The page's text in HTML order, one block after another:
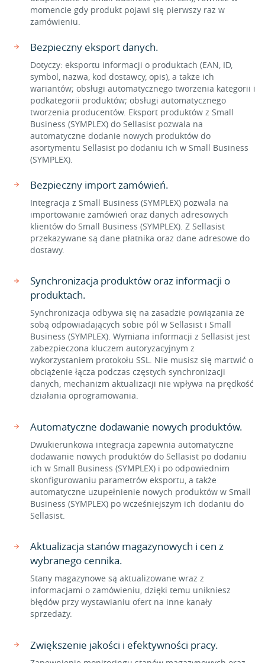
momencie gdy produkt pojawi się pierwszy raz w
zamówieniu.
Bezpieczny eksport danych.
Dotyczy: eksportu informacji o produktach (EAN, ID,
symbol, nazwa, kod dostawcy, opis), a także ich
wariantów; obsługi automatycznego tworzenia kategorii i
podkategorii produktów; obsługi automatycznego
tworzenia producentów. Eksport produktów z Small
Business (SYMPLEX) do Sellasist pozwala na
automatyczne dodanie nowych produktów do
asortymentu Sellasist po dodaniu ich w Small Business
(SYMPLEX).
Bezpieczny import zamówień.
Integracja z Small Business (SYMPLEX) pozwala na
importowanie zamówień oraz danych adresowych
klientów do Small Business (SYMPLEX). Z Sellasist
przekazywane są dane płatnika oraz dane adresowe do
dostawy.
Synchronizacja produktów oraz informacji o
produktach.
Synchronizacja odbywa się na zasadzie powiązania ze
sobą odpowiadających sobie pól w Sellasist i Small
Business (SYMPLEX). Wymiana informacji z Sellasist jest
zabezpieczona kluczem autoryzacyjnym z
wykorzystaniem protokołu SSL. Nie musisz się martwić o
obciążenie łącza podczas częstych synchronizacji
danych, mechanizm aktualizacji nie wpływa na prędkość
działania oprogramowania.
Automatyczne dodawanie nowych produktów.
Dwukierunkowa integracja zapewnia automatyczne
dodawanie nowych produktów do Sellasist po dodaniu
ich w Small Business (SYMPLEX) i po odpowiednim
skonfigurowaniu parametrów eksportu, a także
automatyczne uzupełnienie nowych produktów w Small
Business (SYMPLEX) po wcześniejszym ich dodaniu do
Sellasist.
Aktualizacja stanów magazynowych i cen z
wybranego cennika.
Stany magazynowe są aktualizowane wraz z
informacjami o zamówieniu, dzięki temu unikniesz
błędów przy wystawianiu ofert na inne kanały
sprzedaży.
Zwiększenie jakości i efektywności pracy.